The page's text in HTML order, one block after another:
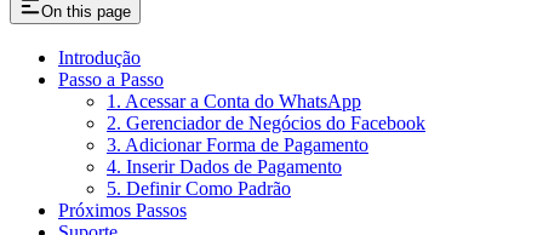
On this page
Introdução
Passo a Passo
1. Acessar a Conta do WhatsApp
2. Gerenciador de Negócios do Facebook
3. Adicionar Forma de Pagamento
4. Inserir Dados de Pagamento
5. Definir Como Padrão
Próximos Passos